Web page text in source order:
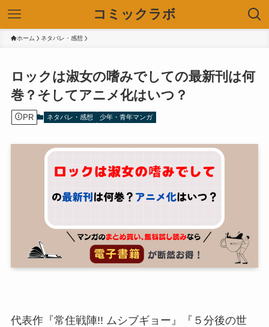
コミックラボ
ホーム ネタバレ・感想
ロックは淑女の嗜みでしての最新刊は何
巻？そしてアニメ化はいつ？
PR ネタバレ・感想 少年・青年マンガ
代表作『常住戦陣!! ムシブギョー』『５分後の世